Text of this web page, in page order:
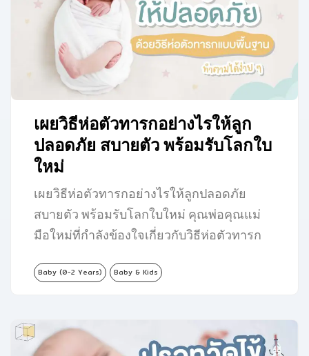
เผยวิธีห่อตัวทารกอย่างไรให้ลูก
ปลอดภัย สบายตัว พร้อมรับโลกใบ
ใหม่
เผยวิธีห่อตัวทารกอย่างไรให้ลูกปลอดภัย
สบายตัว พร้อมรับโลกใบใหม่ คุณพ่อคุณแม่
มือใหม่ที่กำลังข้องใจเกี่ยวกับวิธีห่อตัวทารก
ปลอดภัย…
Baby (0-2 Years) Baby & Kids